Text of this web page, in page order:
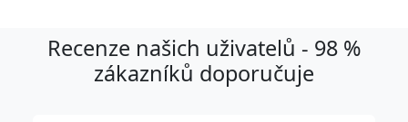
Recenze našich uživatelů - 98 %
zákazníků doporučuje